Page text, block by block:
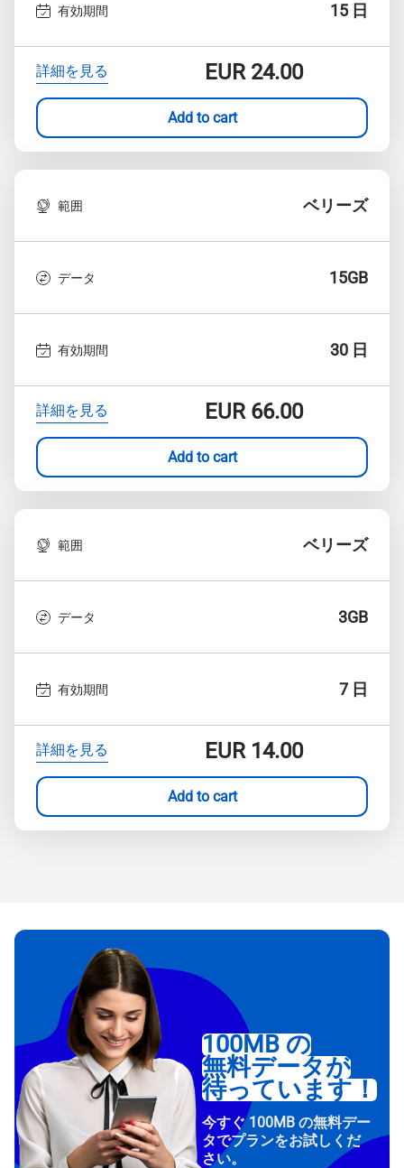
有効期間 15 日
詳細を見る EUR24.00
Add to cart
範囲 ベリーズ
データ 15GB
有効期間 30 日
詳細を見る EUR66.00
Add to cart
範囲 ベリーズ
データ 3GB
有効期間 7 日
詳細を見る EUR14.00
Add to cart
100MB の
無料データが
待っています！
今すぐ 100MB の無料デー
タでプランをお試しくだ
さい。